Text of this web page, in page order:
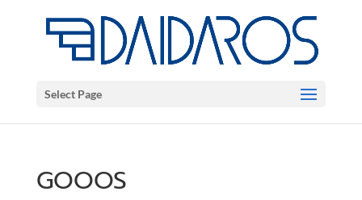
Select Page
GOOOS